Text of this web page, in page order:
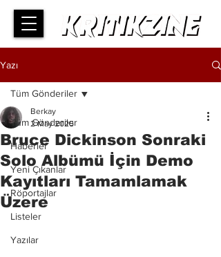
Yazı
Tüm Gönderiler
Haberler
Yeni Çıkanlar
Röportajlar
Listeler
Yazılar
Tüm Gönderiler
Bruce Dickinson Sonraki
Solo Albümü İçin Demo
Kayıtları Tamamlamak
Üzere
Berkay
2 May 2025